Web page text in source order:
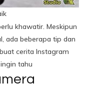
khawatir. Meskipun
ada beberapa tip dan
cerita Instagram
tahu